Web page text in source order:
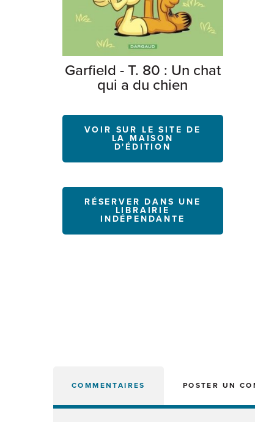
Garfield - T. 80 : Un chat
qui a du chien
VOIR SUR LE SITE DE
LA MAISON
D'ÉDITION
RÉSERVER DANS UNE
LIBRAIRIE
INDÉPENDANTE
COMMENTAIRES POSTER UN